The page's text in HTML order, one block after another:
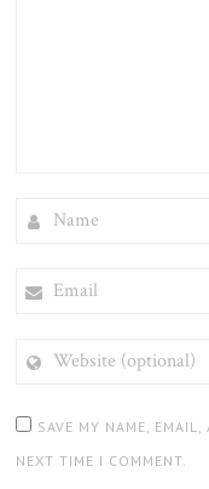
(OPTIONAL)
SAVE MY NAME,
NEXT TIME I COMMENT.